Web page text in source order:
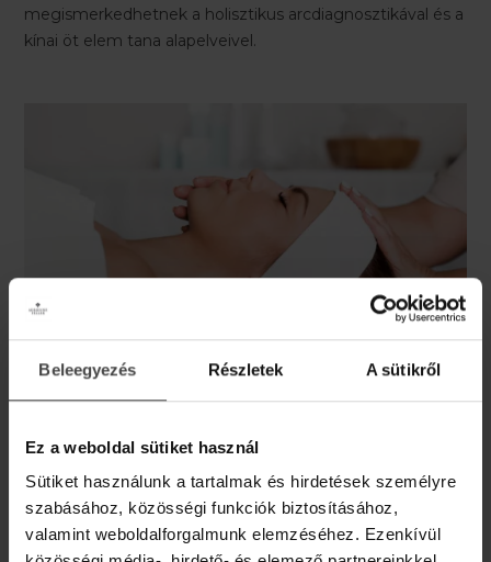
Beleegyezés Részletek A sütikről
Ez a weboldal sütiket használ
Sütiket használunk a tartalmak és hirdetések személyre
szabásához, közösségi funkciók biztosításához,
valamint weboldalforgalmunk elemzéséhez. Ezenkívül
megismerkedhetnek a holisztikus arcdiagnosztikával és a
kínai öt elem tana alapelveivel.
Hungarian Spring luxus rituálé
Egész napos gyakorlati tanfolyam kozmetikusoknak,
kozmetikus tanulóknak, mely különleges mélydekoltázs
masszázzsal, a hazai gyógynövényeket és termálvizet
tartalmazó Hungarian Spring termékcsalád használatával
tölti föl az arc, a dekoltázs és a mellek bőrét.